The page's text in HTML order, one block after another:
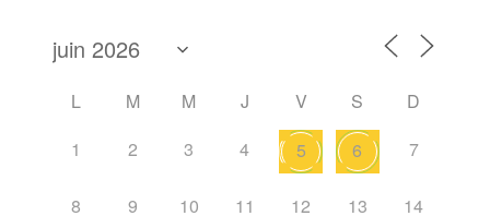
L M M J V S
D
1
2 3 4 5 6 7
8 9 10 11 12 13 14